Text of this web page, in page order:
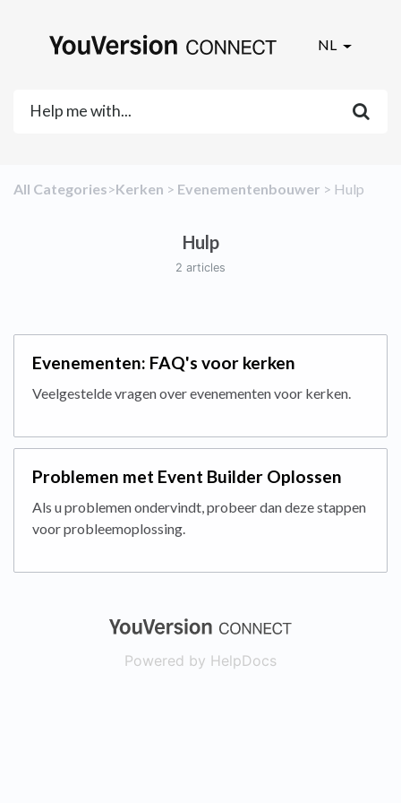
NL
All Categories​>​​Kerken ​ > ​ ​Evenementenbouwer ​ > ​ ​Hulp
Hulp
2 articles
Evenementen: FAQ's voor kerken
Veelgestelde vragen over evenementen voor kerken.
Problemen met Event Builder Oplossen
Als u problemen ondervindt, probeer dan deze stappen
voor probleemoplossing.
(opens in a
Powered by HelpDocs